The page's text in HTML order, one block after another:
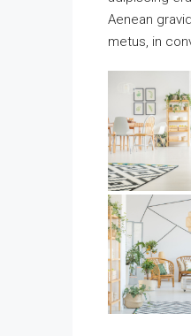
Aenean
metus, in